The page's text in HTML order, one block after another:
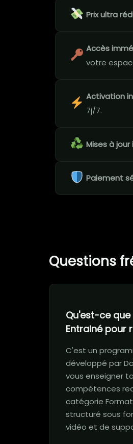
Prix ultra
Accès
votre
Activation
7j/7.
Mises à jour
Paiement
Questions
Qu'est-ce
Entrainé pour
C'est un
développé par
vous enseigner
compétences
catégorie
structuré sous
vidéo et de